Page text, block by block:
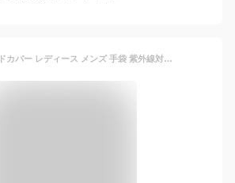
UVカットハンドカバー レディース メンズ 手袋 紫外線対策 UPF50+ 日焼け防止 手甲 指 UVケア UVカット テニス ゴルフ グローブ 暑さ対策